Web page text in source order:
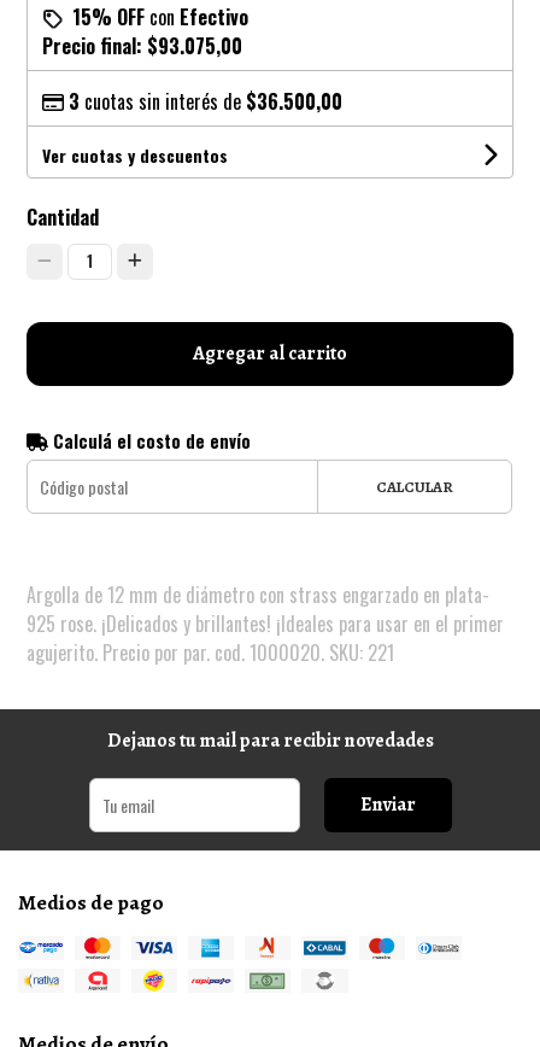
15% OFF con Efectivo
Precio final: $93.075,00
3 cuotas sin interés de $36.500,00
Ver cuotas y descuentos
Cantidad
1
Agregar al carrito
Calculá el costo de envío
CALCULAR
Argolla de 12 mm de diámetro con strass engarzado en plata-
925 rose. ¡Delicados y brillantes! ¡Ideales para usar en el primer
agujerito. Precio por par. cod. 1000020. SKU: 221
Dejanos tu mail para recibir novedades
Enviar
Medios de pago